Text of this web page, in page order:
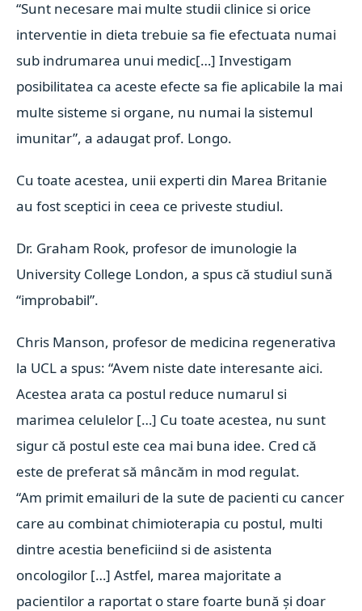
“Sunt necesare mai multe studii clinice si orice
interventie in dieta trebuie sa fie efectuata numai
sub indrumarea unui medic[…] Investigam
posibilitatea ca aceste efecte sa fie aplicabile la mai
multe sisteme si organe, nu numai la sistemul
imunitar”, a adaugat prof. Longo.
Cu toate acestea, unii experti din Marea Britanie
au fost sceptici in ceea ce priveste studiul.
Dr. Graham Rook, profesor de imunologie la
University College London, a spus că studiul sună
“improbabil”.
Chris Manson, profesor de medicina regenerativa
la UCL a spus: “Avem niste date interesante aici.
Acestea arata ca postul reduce numarul si
marimea celulelor […] Cu toate acestea, nu sunt
sigur că postul este cea mai buna idee. Cred că
este de preferat să mâncăm in mod regulat.
“Am primit emailuri de la sute de pacienti cu cancer
care au combinat chimioterapia cu postul, multi
dintre acestia beneficiind si de asistenta
oncologilor […] Astfel, marea majoritate a
pacientilor a raportat o stare foarte bună și doar